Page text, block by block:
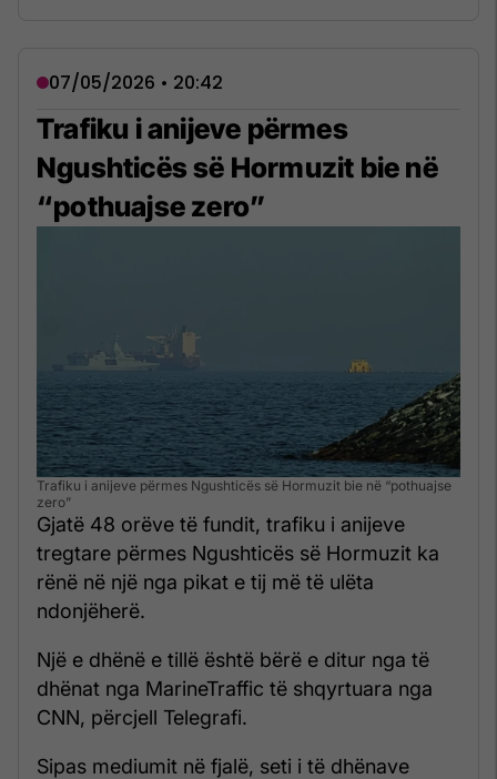
07/05/2026 • 20:42
Trafiku i anijeve përmes
Ngushticës së Hormuzit bie në
“pothuajse zero”
Trafiku i anijeve përmes Ngushticës së Hormuzit bie në “pothuajse
zero”
Gjatë 48 orëve të fundit, trafiku i anijeve
tregtare përmes Ngushticës së Hormuzit ka
rënë në një nga pikat e tij më të ulëta
ndonjëherë.
Një e dhënë e tillë është bërë e ditur nga të
dhënat nga MarineTraffic të shqyrtuara nga
CNN, përcjell Telegrafi.
Sipas mediumit në fjalë, seti i të dhënave